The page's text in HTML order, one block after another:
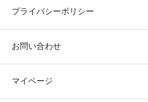
プライバシーポリシー
お問い合わせ
マイベージ